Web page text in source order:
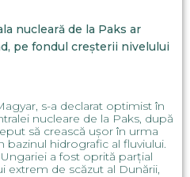
nucleară de la Paks ar
pe fondul creșterii nivelului
s-a declarat optimist în
nucleare de la Paks, după
să crească ușor în urma
hidrografic al fluviului.
a fost oprită parțial
extrem de scăzut al Dunării,